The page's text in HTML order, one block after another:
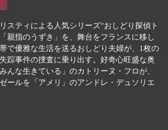
スティによる人気シリーズ“おしどり探偵ト
親指のうずき」を、舞台をフランスに移し
で優雅な生活を送るおしどり夫婦が、1枚の
踪事件の捜査に乗り出す。好奇心旺盛な奥
んな生きている」のカトリーヌ・フロが、
ールを「アメリ」のアンドレ・デュソリエ